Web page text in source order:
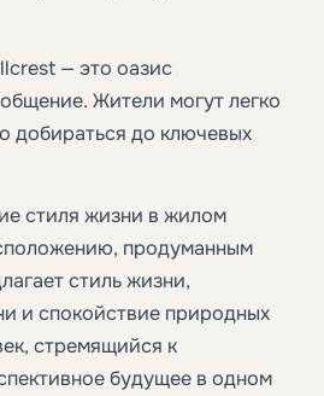
— это оазис
Жители могут легко
добираться до ключевых
стиля жизни в жилом
продуманным
стиль жизни,
и спокойствие природных
стремящийся к
будущее в одном